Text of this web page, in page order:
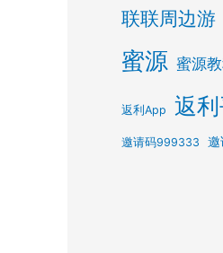
联联周边游
蜜源 蜜源
返利App 返
邀请码999333